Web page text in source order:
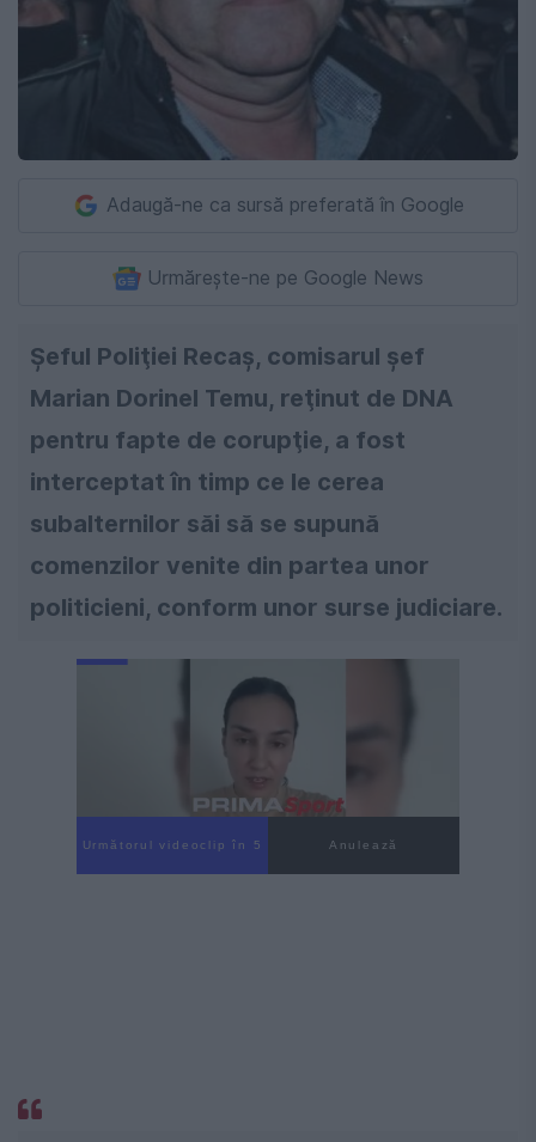
Adaugă-ne ca sursă preferată în Google
Urmărește-ne pe Google News
Şeful Poliţiei Recaş, comisarul şef
Marian Dorinel Temu, reţinut de DNA
pentru fapte de corupţie, a fost
interceptat în timp ce le cerea
subalternilor săi să se supună
comenzilor venite din partea unor
politicieni, conform unor surse judiciare.
Următorul videoclip în 4 Anulează